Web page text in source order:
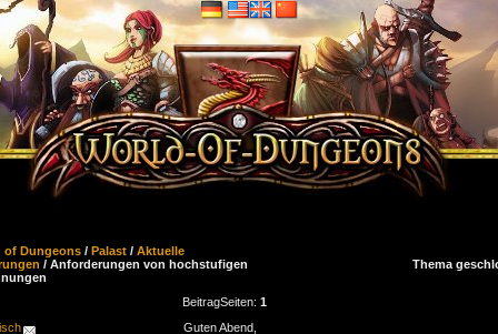
of Dungeons / Palast / Aktuelle
/ Anforderungen von hochstufigen
Thema
BeitragSeiten: 1
Guten Abend,